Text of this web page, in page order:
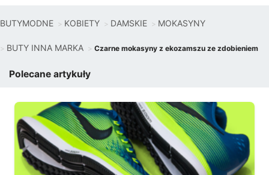
BUTYMODNE KOBIETY DAMSKIE MOKASYNY
BUTY INNA MARKA Czarne mokasyny z ekozamszu ze zdobieniem
Polecane artykuły